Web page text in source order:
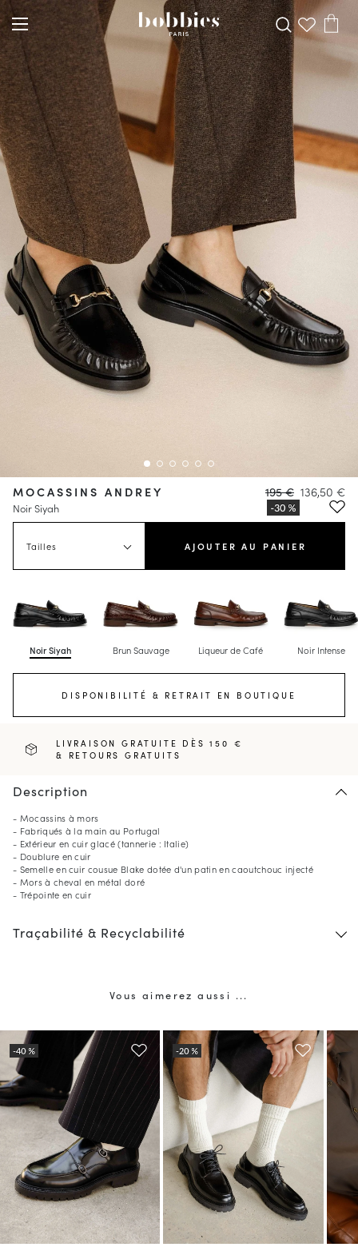
MOCASSINS ANDREY
Noir Siyah
195 € 136,50 €
Tailles AJOUTER AU PANIER
Noir Siyah Brun Sauvage Liqueur de Café Noir Intense
DISPONIBILITÉ & RETRAIT EN BOUTIQUE
LIVRAISON GRATUITE DÈS 150 €
& RETOURS GRATUITS
Description
- Mocassins à mors
- Fabriqués à la main au Portugal
- Extérieur en cuir glacé (tannerie : Italie)
- Doublure en cuir
- Semelle en cuir cousue Blake dotée d'un patin en caoutchouc injecté
- Mors à cheval en métal doré
- Trépointe en cuir
Traçabilité & Recyclabilité
Vous aimerez aussi ...